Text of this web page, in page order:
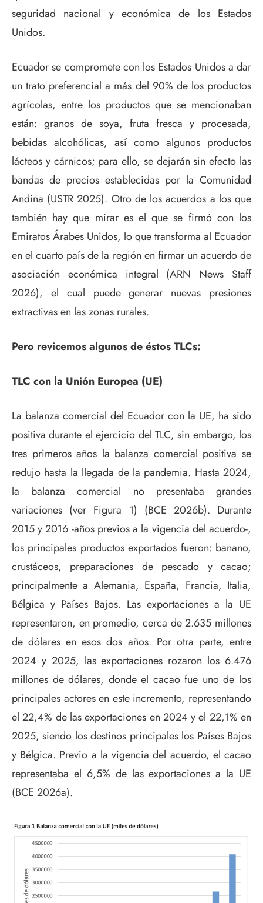
seguridad nacional y económica de los Estados
Unidos.
Ecuador se compromete con los Estados Unidos a dar
un trato preferencial a más del 90% de los productos
agrícolas, entre los productos que se mencionaban
están: granos de soya, fruta fresca y procesada,
bebidas alcohólicas, así como algunos productos
lácteos y cárnicos; para ello, se dejarán sin efecto las
bandas de precios establecidas por la Comunidad
Andina (USTR 2025). Otro de los acuerdos a los que
también hay que mirar es el que se firmó con los
Emiratos Árabes Unidos, lo que transforma al Ecuador
en el cuarto país de la región en firmar un acuerdo de
asociación económica integral (ARN News Staff
2026), el cual puede generar nuevas presiones
extractivas en las zonas rurales.
Pero revicemos algunos de éstos TLCs:
TLC con la Unión Europea (UE)
La balanza comercial del Ecuador con la UE, ha sido
positiva durante el ejercicio del TLC, sin embargo, los
tres primeros años la balanza comercial positiva se
redujo hasta la llegada de la pandemia. Hasta 2024,
la balanza comercial no presentaba grandes
variaciones (ver Figura 1) (BCE 2026b). Durante
2015 y 2016 -años previos a la vigencia del acuerdo-,
los principales productos exportados fueron: banano,
crustáceos, preparaciones de pescado y cacao;
principalmente a Alemania, España, Francia, Italia,
Bélgica y Países Bajos. Las exportaciones a la UE
representaron, en promedio, cerca de 2.635 millones
de dólares en esos dos años. Por otra parte, entre
2024 y 2025, las exportaciones rozaron los 6.476
millones de dólares, donde el cacao fue uno de los
principales actores en este incremento, representando
el 22,4% de las exportaciones en 2024 y el 22,1% en
2025, siendo los destinos principales los Países Bajos
y Bélgica. Previo a la vigencia del acuerdo, el cacao
representaba el 6,5% de las exportaciones a la UE
(BCE 2026a).